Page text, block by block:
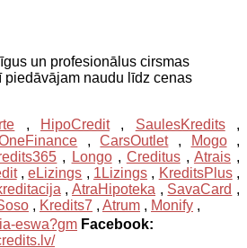
un profesionālus cirsmas
piedāvājam naudu līdz cenas
, HipoCredit, SaulesKredits,
,CarsOutlet, Mogo,
, Longo, Creditus, Atrais,
,eLizings , 1Lizings , KreditsPlus,
,AtraHipoteka , SavaCard ,
, Kredits7 , Atrum , Monify ,
eswa?gm Facebook: